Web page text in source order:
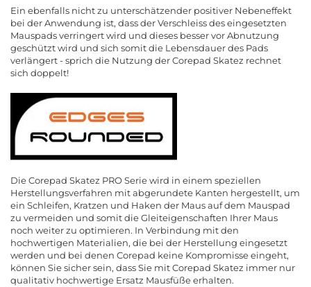
Ein ebenfalls nicht zu unterschätzender positiver Nebeneffekt
bei der Anwendung ist, dass der Verschleiss des eingesetzten
Mauspads verringert wird und dieses besser vor Abnutzung
geschützt wird und sich somit die Lebensdauer des Pads
verlängert - sprich die Nutzung der Corepad Skatez rechnet
sich doppelt!
Die Corepad Skatez PRO Serie wird in einem speziellen
Herstellungsverfahren mit abgerundete Kanten hergestellt, um
ein Schleifen, Kratzen und Haken der Maus auf dem Mauspad
zu vermeiden und somit die Gleiteigenschaften Ihrer Maus
noch weiter zu optimieren. In Verbindung mit den
hochwertigen Materialien, die bei der Herstellung eingesetzt
werden und bei denen Corepad keine Kompromisse eingeht,
können Sie sicher sein, dass Sie mit Corepad Skatez immer nur
qualitativ hochwertige Ersatz Mausfüße erhalten.